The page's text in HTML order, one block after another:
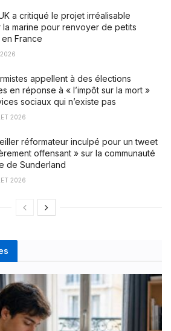
a critiqué le projet irréalisable
la marine pour renvoyer de petits
France
appellent à des élections
en réponse à « l’impôt sur la mort »
sociaux qui n’existe pas
2026
réformateur inculpé pour un tweet
offensant » sur la communauté
de Sunderland
2026